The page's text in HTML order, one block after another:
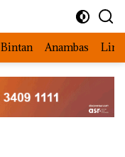
Bintan Anambas